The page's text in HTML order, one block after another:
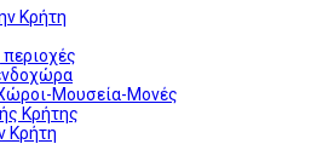
Κρήτη
Μουσεία-Μονές
Κρήτης
Κρήτη